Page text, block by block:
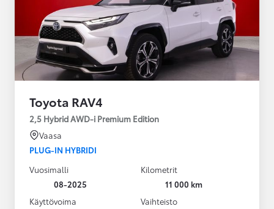
Toyota RAV4
2,5 Hybrid AWD-i Premium Edition
Vaasa
PLUG-IN HYBRIDI
Vuosimalli
08-2025
Kilometrit
11 000 km
Käyttövoima
Vaihteisto